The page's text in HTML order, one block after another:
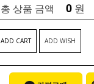
총 상품 금액 0 원
ADD CART ADD WISH